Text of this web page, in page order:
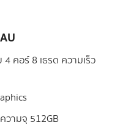
คอร์ 8 เธรด ความเร็ว
วามจุ 512GB